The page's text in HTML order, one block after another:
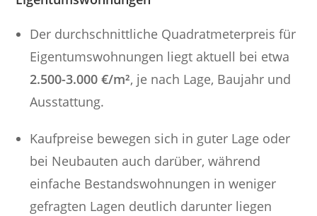
Der durchschnittliche Quadratmeterpreis für
Eigentumswohnungen liegt aktuell bei etwa
2.500-3.000 €/m², je nach Lage, Baujahr und
Ausstattung.
Kaufpreise bewegen sich in guter Lage oder
bei Neubauten auch darüber, während
einfache Bestandswohnungen in weniger
gefragten Lagen deutlich darunter liegen